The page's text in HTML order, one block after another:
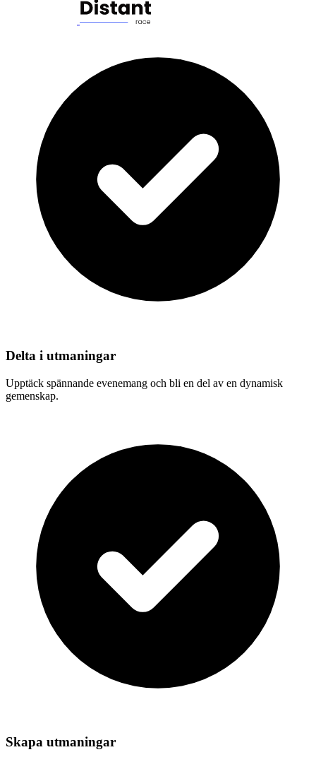
Delta i utmaningar
Upptäck spännande evenemang och bli en del av en dynamisk
gemenskap.
Skapa utmaningar